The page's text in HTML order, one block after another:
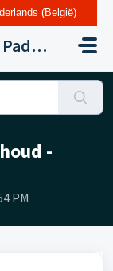
Support Paddle Drupal 11
-
PM
(België)